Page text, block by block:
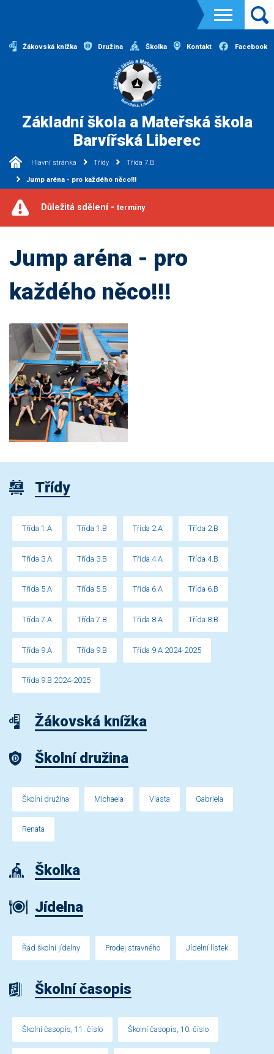
Žákovská knížka Družina Školka Kontakt Facebook
Základní škola a Mateřská škola
Barvířská Liberec
Hlavní stránka Třídy Třída 7.B
Jump aréna - pro každého něco!!!
Důležitá sdělení - termíny
Jump aréna - pro
každého něco!!!
Třídy
Třída 1.A Třída 1.B Třída 2.A Třída 2.B
Třída 3.A Třída 3.B Třída 4.A Třída 4.B
Třída 5.A Třída 5.B Třída 6.A Třída 6.B
Třída 7.A Třída 7.B Třída 8.A Třída 8.B
Třída 9.A Třída 9.B Třída 9.A 2024-2025
Třída 9.B 2024-2025
Žákovská knížka
Školní družina
Školní družina Michaela Vlasta Gabriela
Renata
Školka
Jídelna
Řád školní jídelny Prodej stravného Jídelní lístek
Školní časopis
Školní časopis, 11. číslo Školní časopis, 10. číslo